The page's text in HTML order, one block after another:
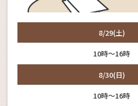
8/29(土)
10時～16時
8/30(日)
10時～16時